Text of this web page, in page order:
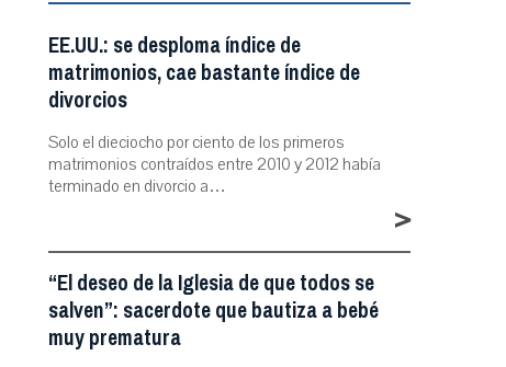
EE.UU.: se desploma índice de
matrimonios, cae bastante índice de
divorcios
Solo el dieciocho por ciento de los primeros
matrimonios contraídos entre 2010 y 2012 había
terminado en divorcio a…
>
“El deseo de la Iglesia de que todos se
salven”: sacerdote que bautiza a bebé
muy prematura